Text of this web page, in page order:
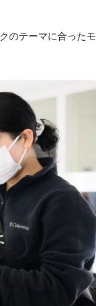
のテーマに合ったモ